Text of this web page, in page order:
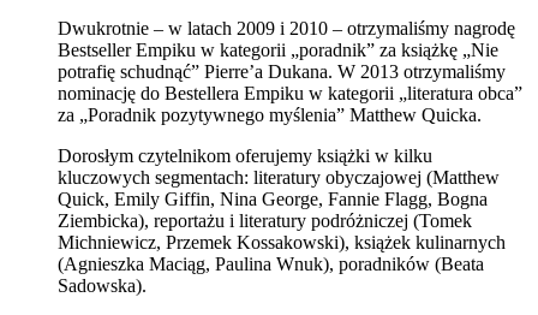
Dwukrotnie – w latach 2009 i 2010 – otrzymaliśmy nagrodę
Bestseller Empiku w kategorii „poradnik” za książkę „Nie
potrafię schudnąć” Pierre’a Dukana. W 2013 otrzymaliśmy
nominację do Bestellera Empiku w kategorii „literatura obca”
za „Poradnik pozytywnego myślenia” Matthew Quicka.
Dorosłym czytelnikom oferujemy książki w kilku
kluczowych segmentach: literatury obyczajowej (Matthew
Quick, Emily Giffin, Nina George, Fannie Flagg, Bogna
Ziembicka), reportażu i literatury podróżniczej (Tomek
Michniewicz, Przemek Kossakowski), książek kulinarnych
(Agnieszka Maciąg, Paulina Wnuk), poradników (Beata
Sadowska).